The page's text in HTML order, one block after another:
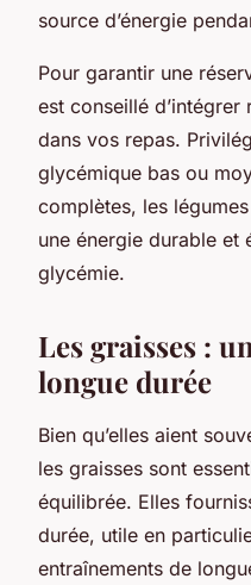
source d’énergie
Pour garantir une
est conseillé
dans vos repas.
glycémique bas ou
complètes, les
une énergie durable et
glycémie.
Les graisses :
longue durée
Bien qu’elles aient
les graisses sont
équilibrée. Elles
durée, utile en
entraînements de